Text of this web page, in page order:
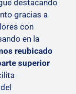
destacando
gracias a
con
en la
reubicado
superior